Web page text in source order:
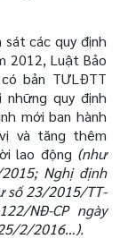
các quy định
2012, Luật Bảo
bản TƯLĐTT
quy định
mới ban hành
và tăng thêm
lao động (như
Nghị định
số 23/2015/TT-
NĐ-CP ngày
2/2016…).